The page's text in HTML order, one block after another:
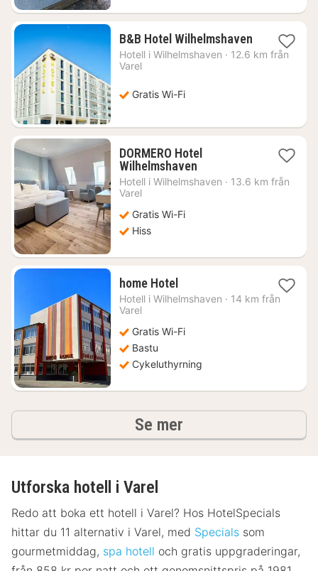
B&B Hotel Wilhelmshaven1
natt
Hotell i Wilhelmshaven · 12.6 km från
Varel
Gratis Wi-Fi
DORMERO Hotel
Wilhelmshaven1
natt
Hotell i Wilhelmshaven · 13.6 km från
Varel
Gratis Wi-Fi
Hiss
home Hotel1
natt
kr.
Hotell i Wilhelmshaven · 14 km från
Varel
Gratis Wi-Fi
Bastu
Cykeluthyrning
Se mer
Utforska hotell i Varel
Redo att boka ett hotell i Varel? Hos HotelSpecials
hittar du 11 alternativ i Varel, med Specials som
gourmetmiddag, spa hotell och gratis uppgraderingar,